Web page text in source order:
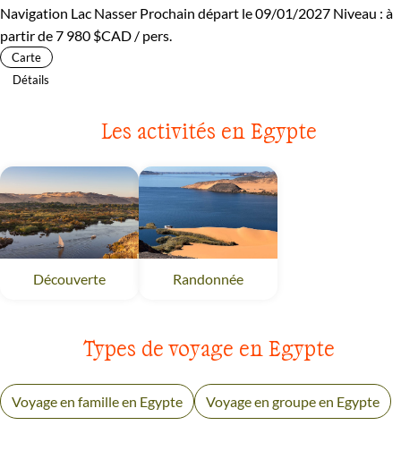
Navigation Lac Nasser Prochain départ le 09/01/2027 Niveau : à
partir de7 980 $CAD / pers.
Carte
Détails
Les activités en Egypte
Découverte Randonnée
Types de voyage en Egypte
Voyage en famille en Egypte Voyage en groupe en Egypte